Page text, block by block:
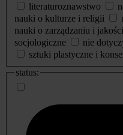
literaturoznawstwo
nauki o kulturze i religii
nauki o zarządzaniu i jakości
socjologiczne
nie
sztuki plastyczne i
status: